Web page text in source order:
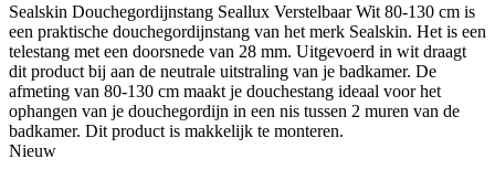
Sealskin Douchegordijnstang Seallux Verstelbaar Wit 80-130 cm is
een praktische douchegordijnstang van het merk Sealskin. Het is een
telestang met een doorsnede van 28 mm. Uitgevoerd in wit draagt
dit product bij aan de neutrale uitstraling van je badkamer. De
afmeting van 80-130 cm maakt je douchestang ideaal voor het
ophangen van je douchegordijn in een nis tussen 2 muren van de
badkamer. Dit product is makkelijk te monteren.
Nieuw